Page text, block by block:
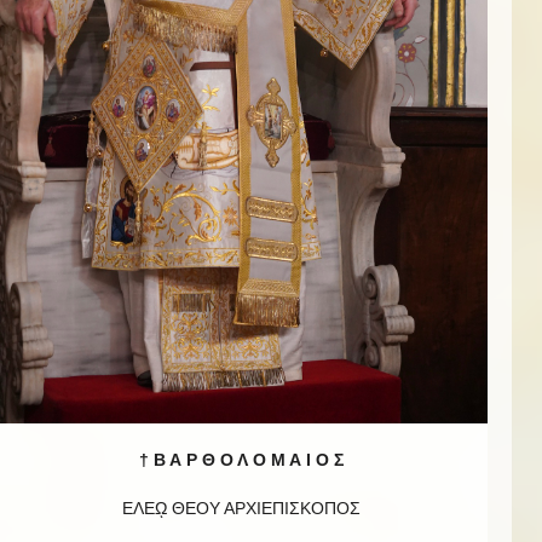
† Β Α Ρ Θ Ο Λ Ο Μ Α Ι Ο Σ
ΕΛΕῼ ΘΕΟΥ ΑΡΧΙΕΠΙΣΚΟΠΟΣ